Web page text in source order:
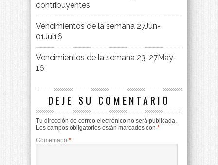
contribuyentes
Vencimientos de la semana 27Jun-
01Jul16
Vencimientos de la semana 23-27May-
16
DEJE SU COMENTARIO
Tu dirección de correo electrónico no será publicada.
Los campos obligatorios están marcados con *
Comentario *